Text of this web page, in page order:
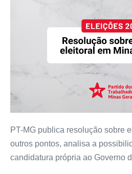
PT-MG publica resolução sobre
outros pontos, analisa a
candidatura própria ao Governo